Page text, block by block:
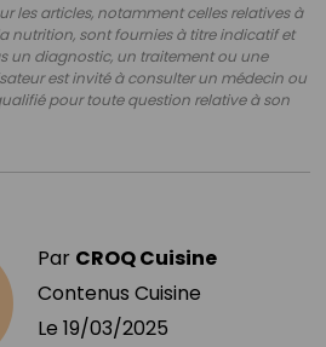
les articles, notamment celles relatives à
nutrition, sont fournies à titre indicatif et
un diagnostic, un traitement ou une
est invité à consulter un médecin ou
pour toute question relative à son
Par CROQ Cuisine
Contenus Cuisine
Le 19/03/2025